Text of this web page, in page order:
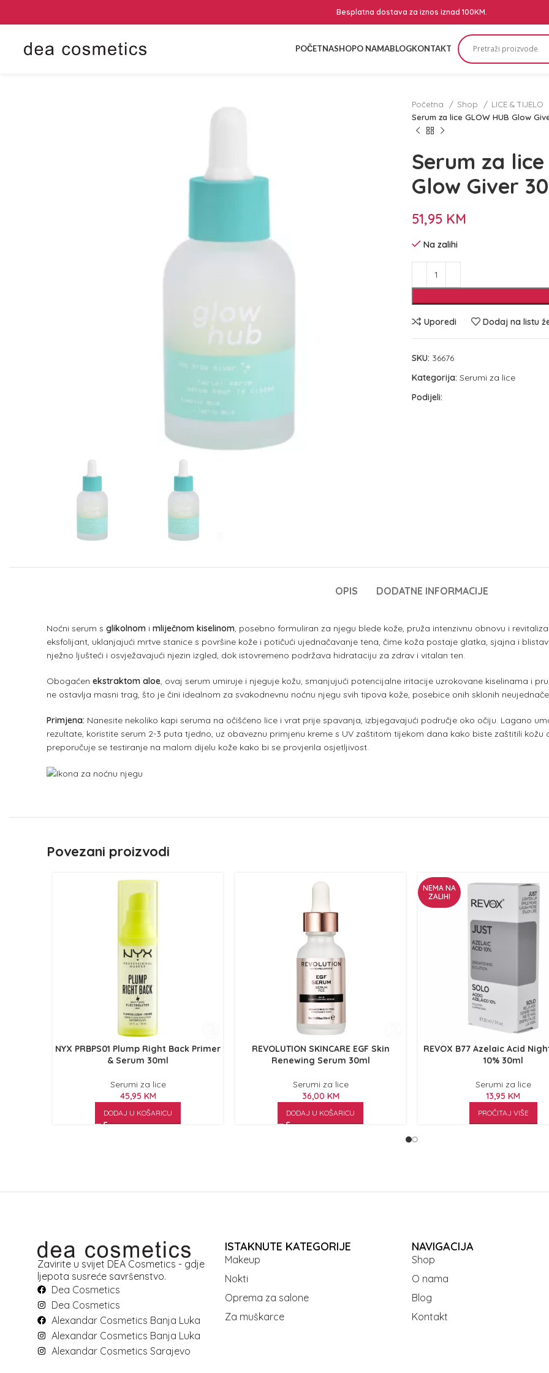
Besplatna dostava za iznos iznad 100KM.
POČETNASHOPO NAMABLOGKONTAKT
Početna Shop LICE & TIJELO
Serum za lice GLOW HUB Glow
Serum za lice
Glow Giver
51,95 KM
Na zalihi
Uporedi Dodaj na listu
SKU: 36676
Kategorija: Serumi za lice
Podijeli:
OPIS DODATNE INFORMACIJE
Noćni serum s glikolnom i mliječnom kiselinom, posebno formuliran za njegu blede kože, pruža intenzivnu obnovu i
eksfolijant, uklanjajući mrtve stanice s površine kože i potičući ujednačavanje tena, čime koža postaje glatka, sjajna i
nježno ljušteći i osvježavajući njezin izgled, dok istovremeno podržava hidrataciju za zdrav i vitalan ten.
Obogaćen ekstraktom aloe, ovaj serum umiruje i njeguje kožu, smanjujući potencijalne iritacije uzrokovane kiselinama i
ne ostavlja masni trag, što je čini idealnom za svakodnevnu noćnu njegu svih tipova kože, posebice onih sklonih
Primjena: Nanesite nekoliko kapi seruma na očišćeno lice i vrat prije spavanja, izbjegavajući područje oko očiju. Lagano
rezultate, koristite serum 2-3 puta tjedno, uz obaveznu primjenu kreme s UV zaštitom tijekom dana kako biste zaštitili kožu
preporučuje se testiranje na malom dijelu kože kako bi se provjerila osjetljivost.
Povezani proizvodi
NYX PRBPS01 Plump Right Back Primer
& Serum 30ml
Serumi za lice
45,95 KM
DODAJ U KOŠARICU
REVOLUTION SKINCARE EGF Skin
Renewing Serum 30ml
Serumi za lice
36,00 KM
DODAJ U KOŠARICU
NEMA NA
ZALIHI
REVOX B77 Azelaic Acid
10% 30ml
Serumi za lice
13,95 KM
PROČITAJ VIŠE
Zavirite u svijet DEA Cosmetics - gdje
ljepota susreće savršenstvo.
Dea Cosmetics
Dea Cosmetics
Alexandar Cosmetics Banja Luka
Alexandar Cosmetics Banja Luka
Alexandar Cosmetics Sarajevo
ISTAKNUTE KATEGORIJE
Makeup
Nokti
Oprema za salone
Za muškarce
NAVIGACIJA
Shop
O nama
Blog
Kontakt